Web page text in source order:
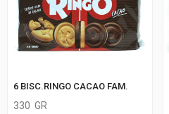
6 BISC.RINGO CACAO FAM.
330 GR